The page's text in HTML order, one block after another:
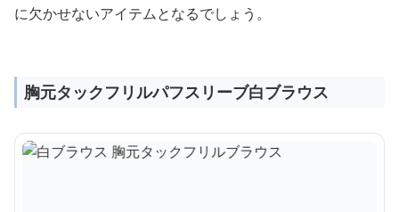
に欠かせないアイテムとなるでしょう。
胸元タックフリルパフスリーブ白ブラウス